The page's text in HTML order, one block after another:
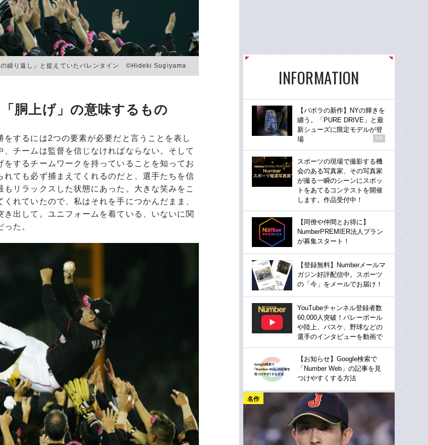
の繰り返し」と捉えていたバレンタイン ©Hideki Sugiyama
胴上げ」の意味するもの
するには2つの要素が必要だと言うことを表し
チームは監督を信じなければならない。そして
するチームワークを持っていることを知ってお
ても必ず捕まえてくれるのだと、選手たちを信
リラックスした状態にあった。大きな笑みをこ
れていたので、私はそれを手につかんだまま、
出して。ユニフォームを着ている、いないに関
た。
INFORMATION
【バボラの新作】NYの輝きを
纏う。「PURE DRIVE」と最
新シューズに限定モデルが登
場
PR
スポーツの現場で撮影する機
会のある写真家、その写真家
が撮る一瞬のシーンにスポッ
トをあてるコンテストを開催
します。作品受付中！
【同僚や仲間とお得に】
NumberPREMIER法人プラン
が募集スタート！
【登録無料】Numberメールマ
ガジン好評配信中。スポーツ
の「今」をメールでお届け！
YouTubeチャンネル登録者数
60,000人突破！バレーボール
や陸上、バスケ、野球などの
選手のインタビューを動画で
【お知らせ】Google検索で
「Number Web」の記事を見
つけやすくする方法
名作